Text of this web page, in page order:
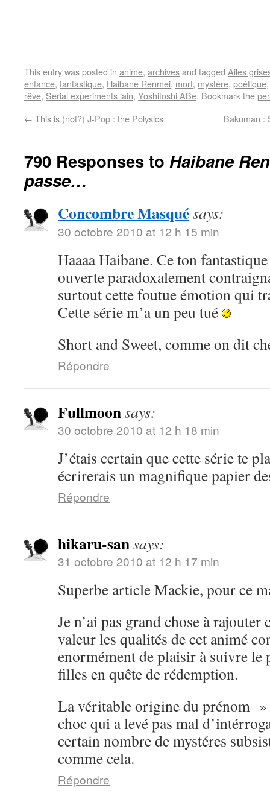
This entry was posted in anime, archivesand tagged Ailes
enfance, fantastique, Haibane Renmei, mort, mystère, poétique
rêve, Serial experiments lain, Yoshitoshi ABe. Bookmark the
← This is (not?) J-Pop : the Polysics Bakuman :
790 Responses to Haibane
passe…
Concombre Masquésays:
30 octobre 2010 at 12 h 15 min
Haaaa Haibane. Ce ton
ouverte paradoxalement
surtout cette foutue émotion qui
Cette série m’a un peu tué
Short and Sweet, comme on dit
Répondre
Fullmoonsays:
30 octobre 2010 at 12 h 18 min
J’étais certain que cette série te
écrirerais un magnifique papier
Répondre
hikaru-sansays:
31 octobre 2010 at 12 h 17 min
Superbe article Mackie, pour ce
Je n’ai pas grand chose à rajouter
valeur les qualités de cet animé
enormément de plaisir à suivre le
filles en quête de rédemption.
La véritable origine du prénom
choc qui a levé pas mal
certain nombre de mystéres
comme cela.
Répondre